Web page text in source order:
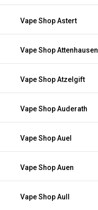
Vape Shop Astert
Vape Shop Attenhausen
Vape Shop Atzelgift
Vape Shop Auderath
Vape Shop Auel
Vape Shop Auen
Vape Shop Aull